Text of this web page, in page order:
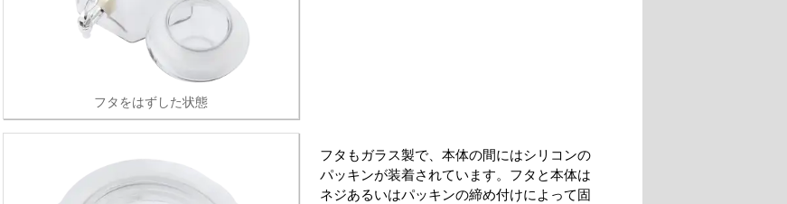
フタをはずした状態
フタもガラス製で、本体の間にはシリコンの
パッキンが装着されています。フタと本体は
ネジあるいはパッキンの締め付けによって固